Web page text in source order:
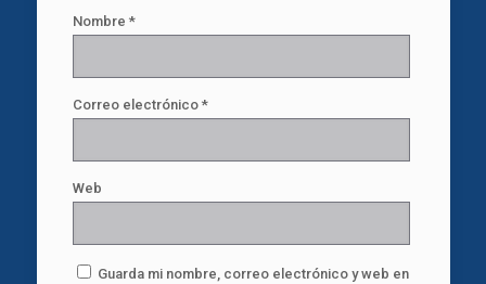
Nombre *
Correo electrónico *
Web
Guarda mi nombre, correo electrónico y web en